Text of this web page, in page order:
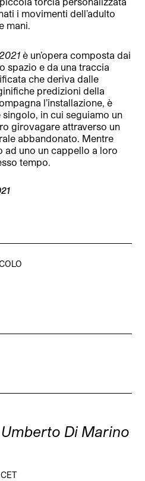
i movimenti dell’adulto
mani.
è un’opera composta dai
spazio e da una traccia
che deriva dalle
predizioni della
l’installazione, è
in cui seguiamo un
girovagare attraverso un
abbandonato. Mentre
ad uno un cappello a loro
tempo.
Umberto Di Marino